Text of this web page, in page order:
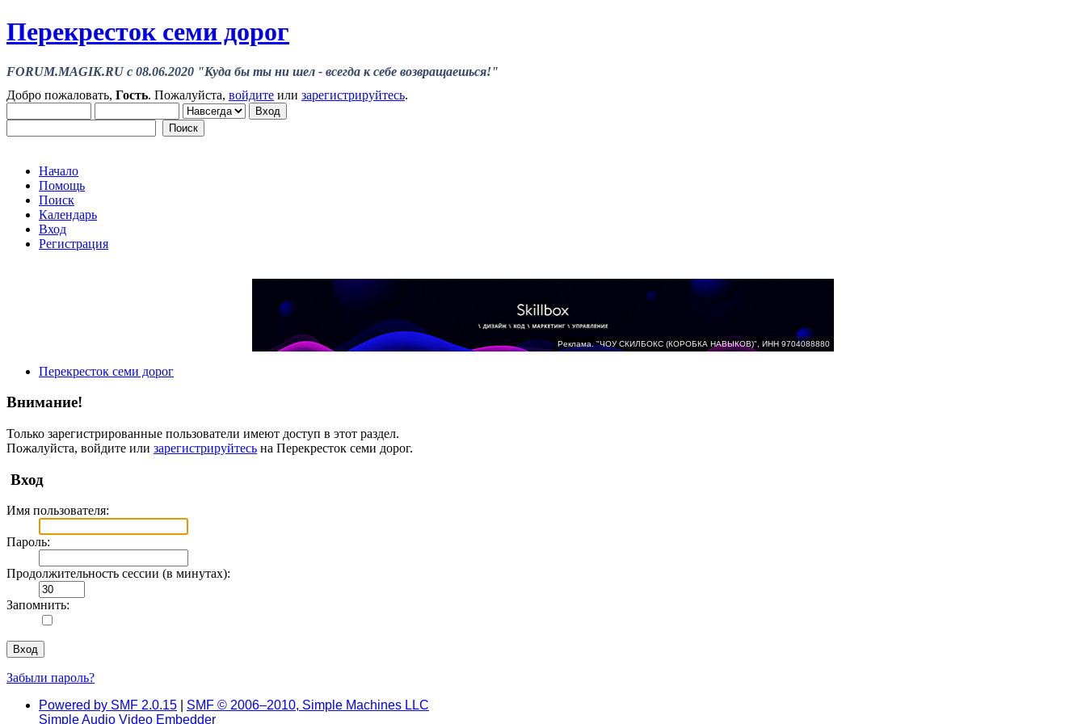
Перекресток семи дорог
FORUM.MAGIK.RU c 08.06.2020 "Куда бы ты ни шел - всегда к себе возвращаешься!"
Добро пожаловать, Гость. Пожалуйста, войдите или зарегистрируйтесь.
Начало
Помощь
Поиск
Календарь
Вход
Регистрация
Реклама. "ЧОУ СКИЛБОКС (КОРОБКА НАВЫКОВ)", ИНН 9704088880
Перекресток семи дорог
Внимание!
Только зарегистрированные пользователи имеют доступ в этот раздел.
Пожалуйста, войдите или зарегистрируйтесь на Перекресток семи дорог.
Вход
Имя пользователя:
Пароль:
Продолжительность сессии (в минутах):
Запомнить:
Забыли пароль?
Powered by SMF 2.0.15
SMF © 2006–2010, Simple Machines LLC
Simple Audio Video Embedder